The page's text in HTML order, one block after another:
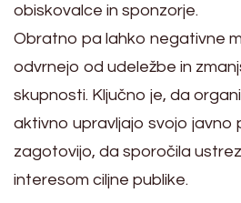
obiskovalce in sponzorje.
Obratno pa lahko negativne
odvrnejo od udeležbe in
skupnosti. Ključno je, da
aktivno upravljajo svojo javno
zagotovijo, da sporočila
interesom ciljne publike.